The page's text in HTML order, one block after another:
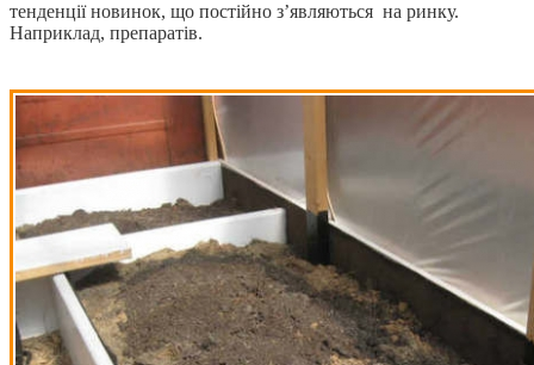
тенденції новинок, що постійно з’являються на ринку.
Наприклад, препаратів.